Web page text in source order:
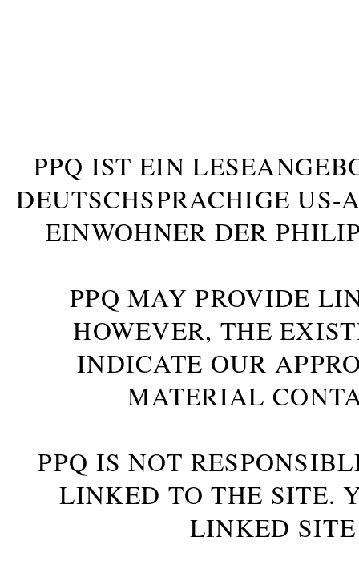
PPQ IST EIN
DEUTSCHSPRACHIGE US-
INWOHNER DER
PPQ MAY PROVIDE
HOWEVER, THE
INDICATE OUR
MATERIAL
PPQ IS NOT
LINKED TO THE SITE.
LINKED